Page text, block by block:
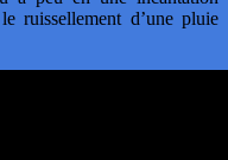
ruissellement d’une pluie